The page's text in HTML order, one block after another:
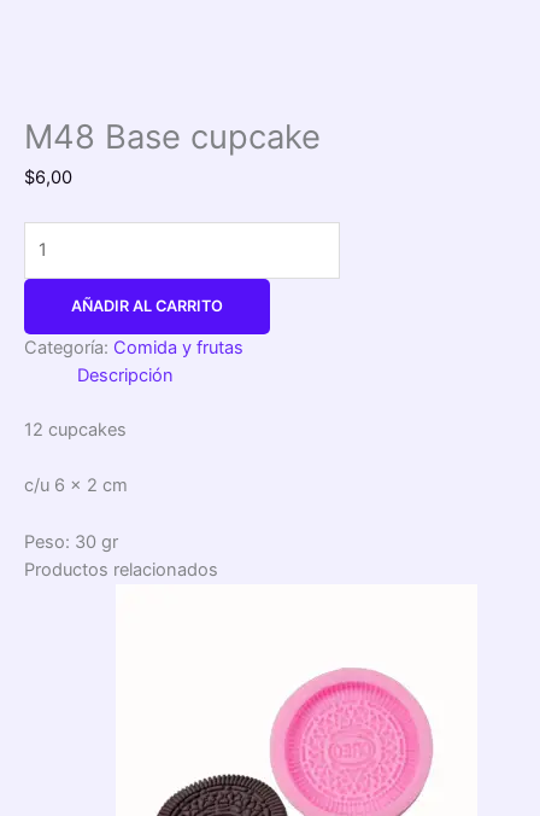
M48 Base cupcake
$6,00
AÑADIR AL CARRITO
Categoría: Comida y frutas
Descripción
12 cupcakes
c/u 6 x 2 cm
Peso: 30 gr
Productos relacionados